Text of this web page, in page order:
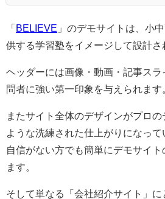
「 BELIEVE 」のデモサイトは、小
供する学習塾をイメージして設計さ
ヘッダーには画像・動画・記事ス
問者に強い第一印象を与えられます
またサイト全体のデザインがプロ
ような洗練された仕上がりになっ
自信がない方でも簡単にデモサイ
ます。
そして単なる「会社紹介サイト」に